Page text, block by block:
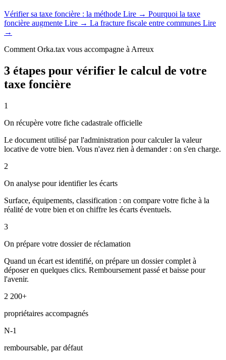
Vérifier sa taxe foncière : la méthode Lire → Pourquoi la taxe
foncière augmente Lire → La fracture fiscale entre communes Lire
→
Comment Orka.tax vous accompagne à Arreux
3 étapes pour vérifier le calcul de votre
taxe foncière
1
On récupère votre fiche cadastrale officielle
Le document utilisé par l'administration pour calculer la valeur
locative de votre bien. Vous n'avez rien à demander : on s'en charge.
2
On analyse pour identifier les écarts
Surface, équipements, classification : on compare votre fiche à la
réalité de votre bien et on chiffre les écarts éventuels.
3
On prépare votre dossier de réclamation
Quand un écart est identifié, on prépare un dossier complet à
déposer en quelques clics. Remboursement passé et baisse pour
l'avenir.
2 200+
propriétaires accompagnés
N-1
remboursable, par défaut